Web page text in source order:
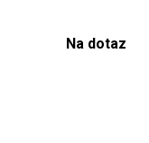
Na dotaz